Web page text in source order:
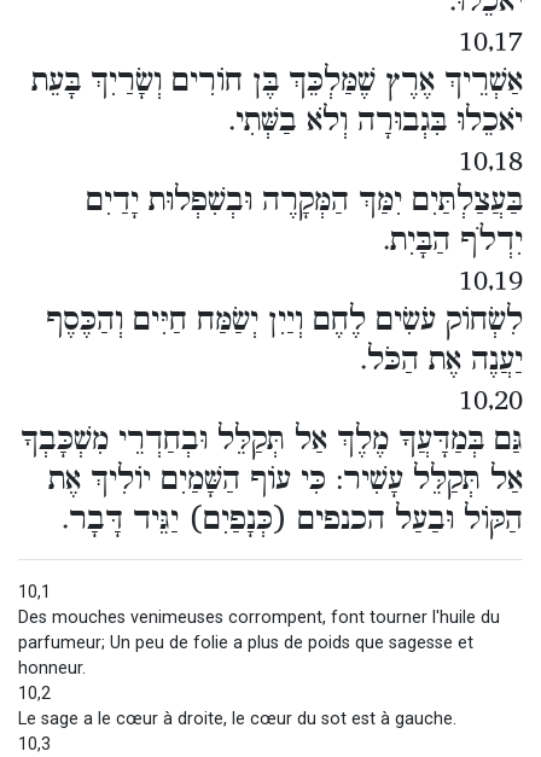
10,17
אַשְׁרֵיךְ אֶרֶץ שֶׁמַּלְכֵּךְ בֶּן חוֹרִים וְשָׂרַיִךְ בָּעֵת
יֹאכֵלוּ בִּגְבוּרָה וְלֹא בַשְּׁתִי.
10,18
בַּעֲצַלְתַּיִם יִמַּךְ הַמְּקָרֶה וּבְשִׁפְלוּת יָדַיִם
יִדְלֹף הַבָּיִת.
10,19
לִשְׂחוֹק עֹשִׂים לֶחֶם וְיַיִן יְשַׂמַּח חַיִּים וְהַכֶּסֶף
יַעֲנֶה אֶת הַכֹּל.
10,20
גַּם בְּמַדָּעֲךָ מֶלֶךְ אַל תְּקַלֵּל וּבְחַדְרֵי מִשְׁכָּבְךָ
אַל תְּקַלֵּל עָשִׁיר: כִּי עוֹף הַשָּׁמַיִם יוֹלִיךְ אֶת
הַקּוֹל וּבַעַל הכנפים (כְּנָפַיִם) יַגֵּיד דָּבָר.
10,1
Des mouches venimeuses corrompent, font tourner l'huile du
parfumeur; Un peu de folie a plus de poids que sagesse et
honneur.
10,2
Le sage a le cœur à droite, le cœur du sot est à gauche.
10,3